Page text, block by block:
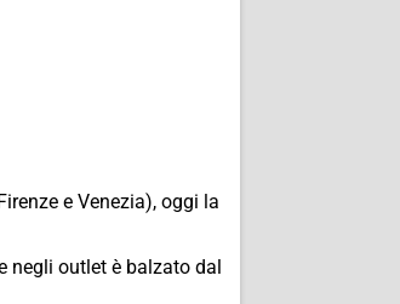
e Venezia), oggi la
negli outlet è balzato dal